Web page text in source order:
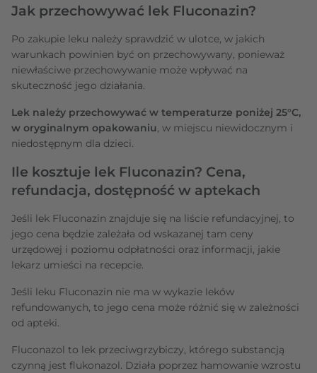
Jak przechowywać lek Fluconazin?
Po zakupie leku należy sprawdzić w ulotce, w jakich
warunkach powinien być on przechowywany, ponieważ
niewłaściwe przechowywanie może wpływać na
skuteczność jego działania.
Lek należy przechowywać w temperaturze poniżej 25°C,
w oryginalnym opakowaniu, w miejscu niewidocznym i
niedostępnym dla dzieci.
Ile kosztuje lek Fluconazin? Cena,
refundacja, dostępność w aptekach
Jeśli lek Fluconazin znajduje się na liście refundacyjnej, to
jego cena będzie zależała od wskazanej tam ceny
urzędowej i poziomu odpłatności oraz informacji, jakie
lekarz umieści na recepcie.
Jeśli leku Fluconazin nie ma w wykazie leków
refundowanych, to jego cena może różnić się w zależności
od apteki.
Fluconazol to lek przeciwgrzybiczy, którego substancją
czynną jest flukonazol. Działa poprzez hamowanie wzrostu